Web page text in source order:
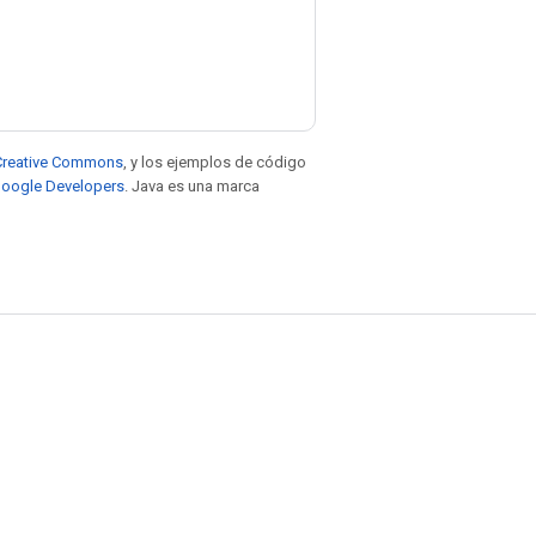
Commons , y los ejemplos de código
Developers . Java es una marca